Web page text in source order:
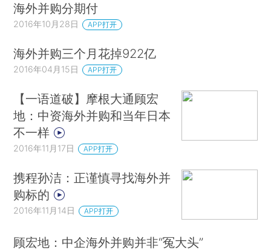
海外并购分期付
2016年10月28日 APP打开
海外并购三个月花掉922亿
2016年04月15日 APP打开
【一语道破】摩根大通顾宏
地：中资海外并购和当年日本
不一样
2016年11月17日 APP打开
携程孙洁：正谨慎寻找海外并
购标的
2016年11月14日 APP打开
顾宏地：中企海外并购并非“冤大头”